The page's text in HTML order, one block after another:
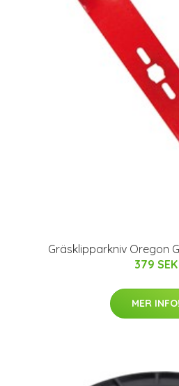
Gräsklipparkniv Oregon
379 SEK
MER INFO!